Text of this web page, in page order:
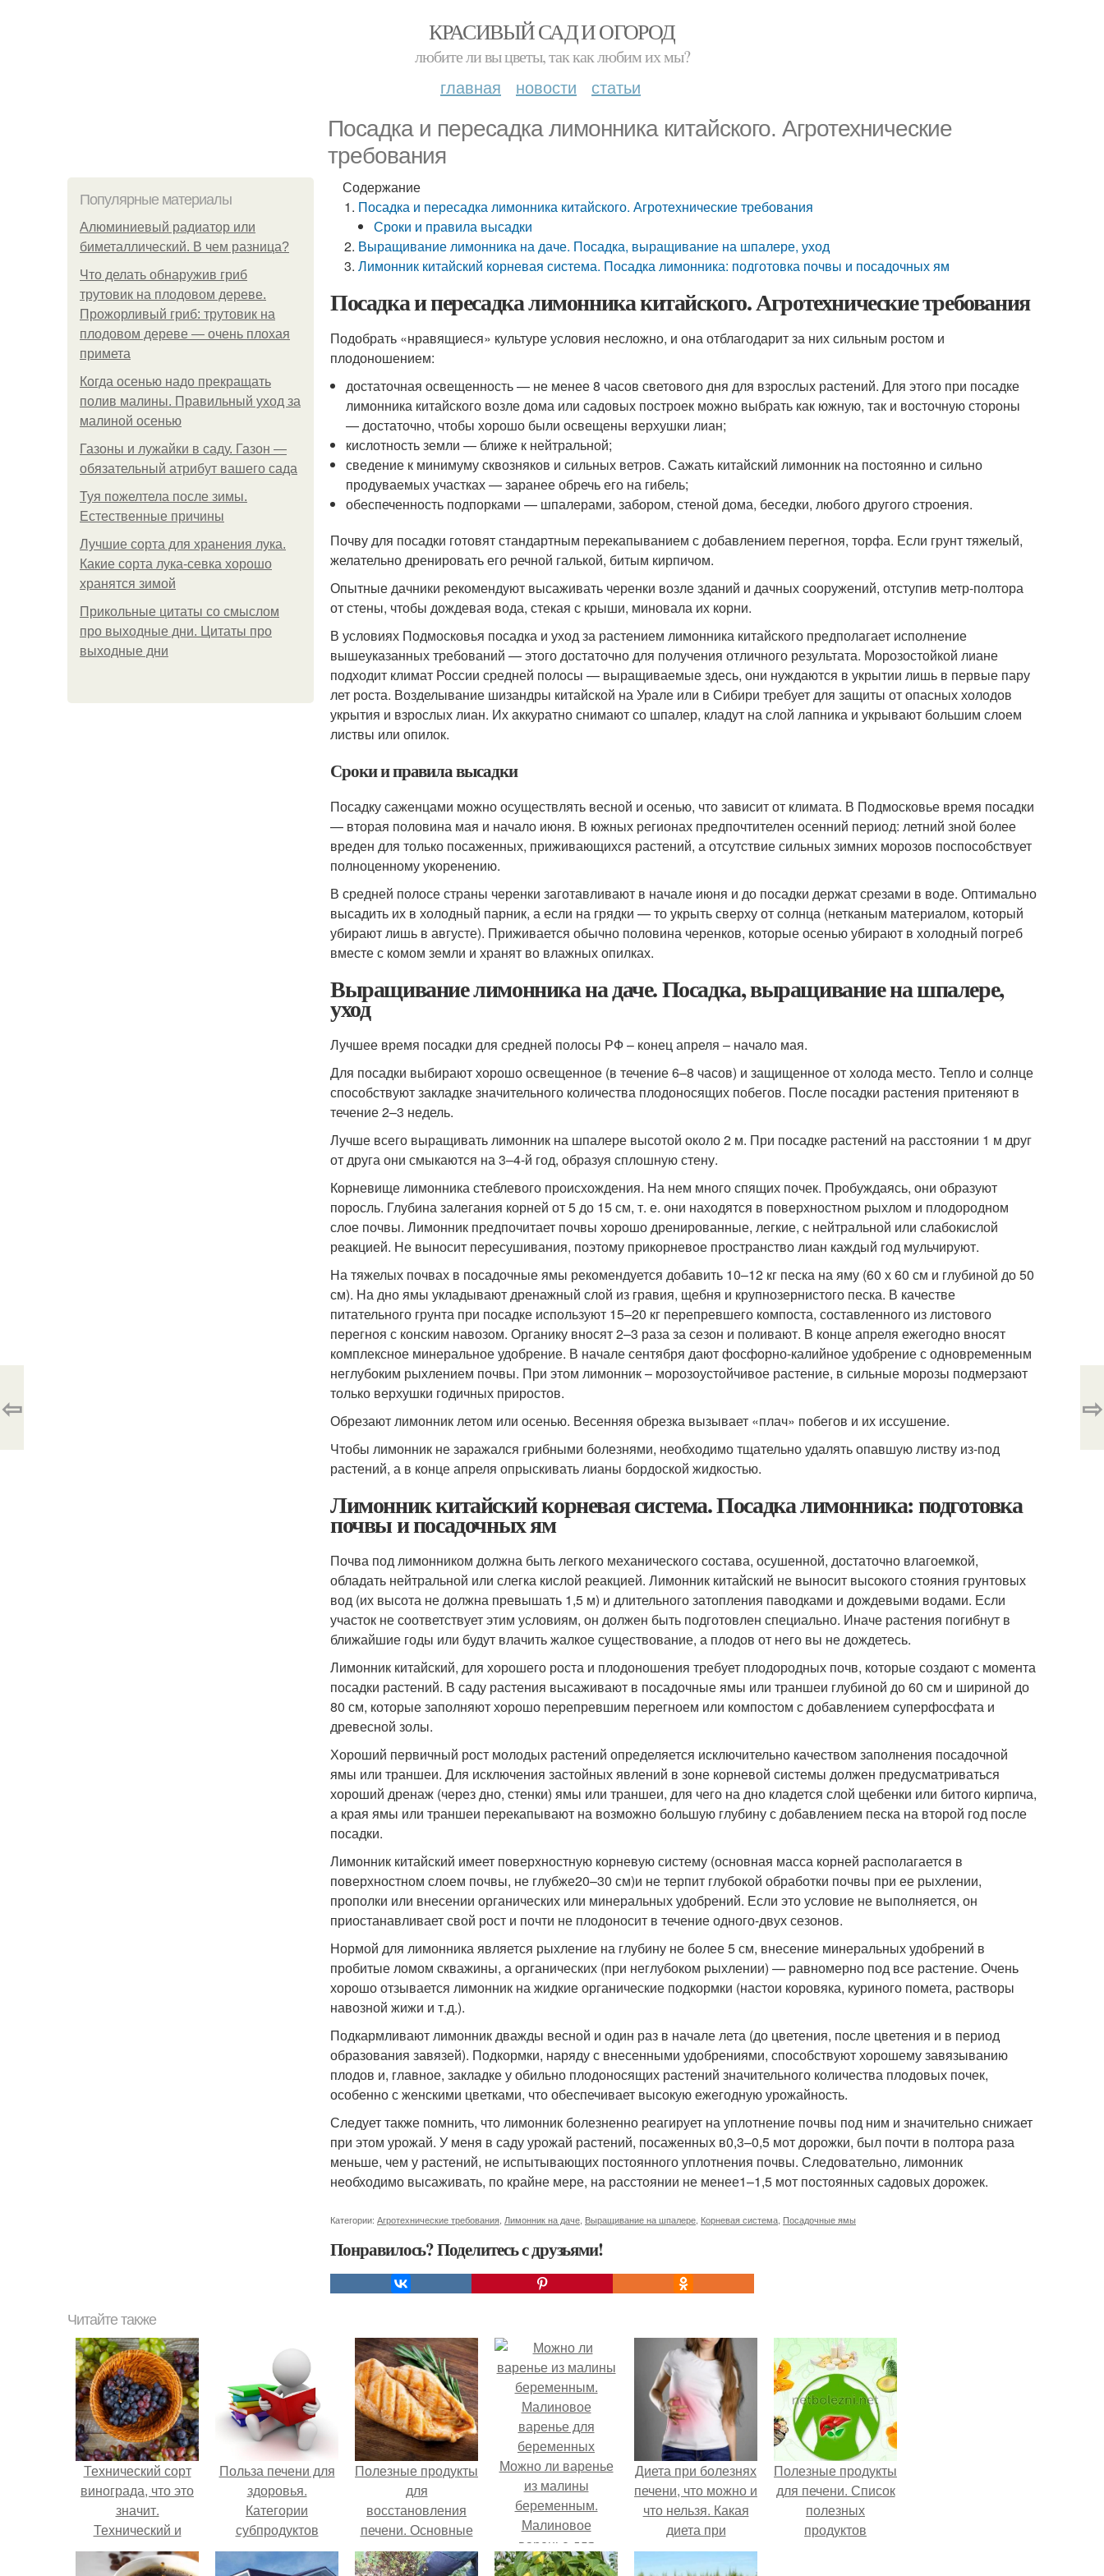
КРАСИВЫЙ САД И ОГОРОД
любите ли вы цветы, так как любим их мы?
главная новости статьи
Посадка и пересадка лимонника китайского. Агротехнические
требования
Популярные материалы
Алюминиевый радиатор или
биметаллический. В чем разница?
Что делать обнаружив гриб
трутовик на плодовом дереве.
Прожорливый гриб: трутовик на
плодовом дереве — очень плохая
примета
Когда осенью надо прекращать
полив малины. Правильный уход за
малиной осенью
Газоны и лужайки в саду. Газон —
обязательный атрибут вашего сада
Туя пожелтела после зимы.
Естественные причины
Лучшие сорта для хранения лука.
Какие сорта лука-севка хорошо
хранятся зимой
Прикольные цитаты со смыслом
про выходные дни. Цитаты про
выходные дни
Содержание
Посадка и пересадка лимонника китайского. Агротехнические требования
Сроки и правила высадки
Выращивание лимонника на даче. Посадка, выращивание на шпалере, уход
Лимонник китайский корневая система. Посадка лимонника: подготовка почвы и посадочных ям
Посадка и пересадка лимонника китайского. Агротехнические требования
Подобрать «нравящиеся» культуре условия несложно, и она отблагодарит за них сильным ростом и
плодоношением:
достаточная освещенность — не менее 8 часов светового дня для взрослых растений. Для этого при посадке
лимонника китайского возле дома или садовых построек можно выбрать как южную, так и восточную стороны
— достаточно, чтобы хорошо были освещены верхушки лиан;
кислотность земли — ближе к нейтральной;
сведение к минимуму сквозняков и сильных ветров. Сажать китайский лимонник на постоянно и сильно
продуваемых участках — заранее обречь его на гибель;
обеспеченность подпорками — шпалерами, забором, стеной дома, беседки, любого другого строения.
Почву для посадки готовят стандартным перекапыванием с добавлением перегноя, торфа. Если грунт тяжелый,
желательно дренировать его речной галькой, битым кирпичом.
Опытные дачники рекомендуют высаживать черенки возле зданий и дачных сооружений, отступив метр-полтора
от стены, чтобы дождевая вода, стекая с крыши, миновала их корни.
В условиях Подмосковья посадка и уход за растением лимонника китайского предполагает исполнение
вышеуказанных требований — этого достаточно для получения отличного результата. Морозостойкой лиане
подходит климат России средней полосы — выращиваемые здесь, они нуждаются в укрытии лишь в первые пару
лет роста. Возделывание шизандры китайской на Урале или в Сибири требует для защиты от опасных холодов
укрытия и взрослых лиан. Их аккуратно снимают со шпалер, кладут на слой лапника и укрывают большим слоем
листвы или опилок.
Сроки и правила высадки
Посадку саженцами можно осуществлять весной и осенью, что зависит от климата. В Подмосковье время посадки
— вторая половина мая и начало июня. В южных регионах предпочтителен осенний период: летний зной более
вреден для только посаженных, приживающихся растений, а отсутствие сильных зимних морозов поспособствует
полноценному укоренению.
В средней полосе страны черенки заготавливают в начале июня и до посадки держат срезами в воде. Оптимально
высадить их в холодный парник, а если на грядки — то укрыть сверху от солнца (нетканым материалом, который
убирают лишь в августе). Приживается обычно половина черенков, которые осенью убирают в холодный погреб
вместе с комом земли и хранят во влажных опилках.
Выращивание лимонника на даче. Посадка, выращивание на шпалере,
уход
Лучшее время посадки для средней полосы РФ – конец апреля – начало мая.
Для посадки выбирают хорошо освещенное (в течение 6–8 часов) и защищенное от холода место. Тепло и солнце
способствуют закладке значительного количества плодоносящих побегов. После посадки растения притеняют в
течение 2–3 недель.
Лучше всего выращивать лимонник на шпалере высотой около 2 м. При посадке растений на расстоянии 1 м друг
от друга они смыкаются на 3–4-й год, образуя сплошную стену.
Корневище лимонника стеблевого происхождения. На нем много спящих почек. Пробуждаясь, они образуют
поросль. Глубина залегания корней от 5 до 15 см, т. е. они находятся в поверхностном рыхлом и плодородном
слое почвы. Лимонник предпочитает почвы хорошо дренированные, легкие, с нейтральной или слабокислой
реакцией. Не выносит пересушивания, поэтому прикорневое пространство лиан каждый год мульчируют.
На тяжелых почвах в посадочные ямы рекомендуется добавить 10–12 кг песка на яму (60 х 60 см и глубиной до 50
см). На дно ямы укладывают дренажный слой из гравия, щебня и крупнозернистого песка. В качестве
питательного грунта при посадке используют 15–20 кг перепревшего компоста, составленного из листового
перегноя с конским навозом. Органику вносят 2–3 раза за сезон и поливают. В конце апреля ежегодно вносят
комплексное минеральное удобрение. В начале сентября дают фосфорно-калийное удобрение с одновременным
неглубоким рыхлением почвы. При этом лимонник – морозоустойчивое растение, в сильные морозы подмерзают
только верхушки годичных приростов.
Обрезают лимонник летом или осенью. Весенняя обрезка вызывает «плач» побегов и их иссушение.
Чтобы лимонник не заражался грибными болезнями, необходимо тщательно удалять опавшую листву из-под
растений, а в конце апреля опрыскивать лианы бордоской жидкостью.
Лимонник китайский корневая система. Посадка лимонника: подготовка
почвы и посадочных ям
Почва под лимонником должна быть легкого механического состава, осушенной, достаточно влагоемкой,
обладать нейтральной или слегка кислой реакцией. Лимонник китайский не выносит высокого стояния грунтовых
вод (их высота не должна превышать 1,5 м) и длительного затопления паводками и дождевыми водами. Если
участок не соответствует этим условиям, он должен быть подготовлен специально. Иначе растения погибнут в
ближайшие годы или будут влачить жалкое существование, а плодов от него вы не дождетесь.
Лимонник китайский, для хорошего роста и плодоношения требует плодородных почв, которые создают с момента
посадки растений. В саду растения высаживают в посадочные ямы или траншеи глубиной до 60 см и шириной до
80 см, которые заполняют хорошо перепревшим перегноем или компостом с добавлением суперфосфата и
древесной золы.
Хороший первичный рост молодых растений определяется исключительно качеством заполнения посадочной
ямы или траншеи. Для исключения застойных явлений в зоне корневой системы должен предусматриваться
хороший дренаж (через дно, стенки) ямы или траншеи, для чего на дно кладется слой щебенки или битого кирпича,
а края ямы или траншеи перекапывают на возможно большую глубину с добавлением песка на второй год после
посадки.
Лимонник китайский имеет поверхностную корневую систему (основная масса корней располагается в
поверхностном слоем почвы, не глубже20–30 см)и не терпит глубокой обработки почвы при ее рыхлении,
прополки или внесении органических или минеральных удобрений. Если это условие не выполняется, он
приостанавливает свой рост и почти не плодоносит в течение одного-двух сезонов.
Нормой для лимонника является рыхление на глубину не более 5 см, внесение минеральных удобрений в
пробитые ломом скважины, а органических (при неглубоком рыхлении) — равномерно под все растение. Очень
хорошо отзывается лимонник на жидкие органические подкормки (настои коровяка, куриного помета, растворы
навозной жижи и т.д.).
Подкармливают лимонник дважды весной и один раз в начале лета (до цветения, после цветения и в период
образования завязей). Подкормки, наряду с внесенными удобрениями, способствуют хорошему завязыванию
плодов и, главное, закладке у обильно плодоносящих растений значительного количества плодовых почек,
особенно с женскими цветками, что обеспечивает высокую ежегодную урожайность.
Следует также помнить, что лимонник болезненно реагирует на уплотнение почвы под ним и значительно снижает
при этом урожай. У меня в саду урожай растений, посаженных в0,3–0,5 мот дорожки, был почти в полтора раза
меньше, чем у растений, не испытывающих постоянного уплотнения почвы. Следовательно, лимонник
необходимо высаживать, по крайне мере, на расстоянии не менее1–1,5 мот постоянных садовых дорожек.
Категории: Агротехнические требования Лимонник на даче Выращивание на шпалере Корневая система Посадочные ямы
Понравилось? Поделитесь с друзьями!
⇦ ⇨
Читайте также
Технический сорт
винограда, что это
значит.
Технический и
столовый виноград.
Есть ли разница?
Польза печени для
здоровья.
Категории
субпродуктов
Полезные продукты
для
восстановления
печени. Основные
принципы питания
при патологиях
Можно ли варенье
из малины
беременным.
Малиновое
варенье для
беременных
Диета при болезнях
печени, что можно и
что нельзя. Какая
диета при
заболевании
печени?
Полезные продукты
для печени. Список
полезных
продуктов